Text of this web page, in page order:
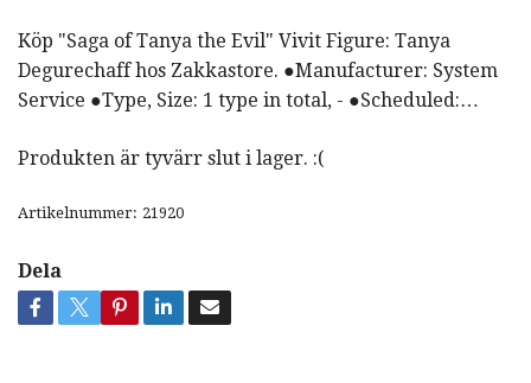
Köp "Saga of Tanya the Evil" Vivit Figure: Tanya
Degurechaff hos Zakkastore. ●Manufacturer: System
Service ●Type, Size: 1 type in total, - ●Scheduled:…
Produkten är tyvärr slut i lager. :(
Artikelnummer: 21920
Dela